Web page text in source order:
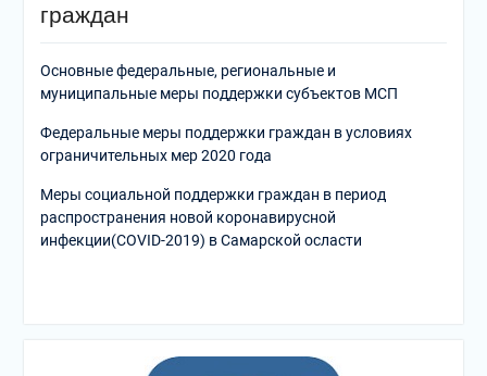
граждан
Основные федеральные, региональные и
муниципальные меры поддержки субъектов МСП
Федеральные меры поддержки граждан в условиях
ограничительных мер 2020 года
Меры социальной поддержки граждан в период
распространения новой коронавирусной
инфекции(COVID-2019) в Самарской осласти